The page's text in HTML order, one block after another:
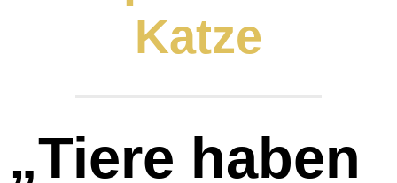
Katze
„Tiere haben